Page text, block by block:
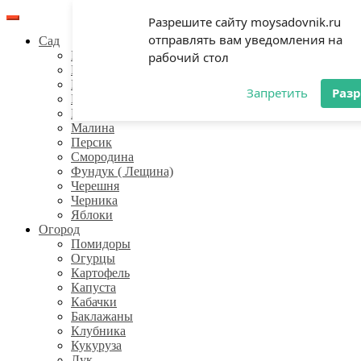
Разрешите сайту moysadovnik.ru
отправлять вам уведомления на
рабочий стол
Запретить
Skip
contentСад
Виноградарство
Груши
Ежевика
Инжир
Крыжовник
Малина
Персик
Смородина
Фундук ( Лещина)
Черешня
Черника
Яблоки
Огород
Помидоры
Огурцы
Картофель
Капуста
Кабачки
Баклажаны
Клубника
Кукуруза